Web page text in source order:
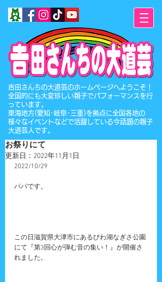
​吉田さんちの大道芸のホームページへようこそ！
全国的にも大変珍しい親子でパフォーマンスを行
っています。
東海地方(愛知･岐阜･三重)を拠点に全国各地の
様々なイベントなどで活躍している今話題の親子
大道芸人です。
お祭りにて
更新日： 2022年11月1日
2022/10/29
パパです。
この日滋賀県大津市にあるびわ湖なぎさ公園
にて『第3回心が弾む音の集い！』が開催さ
れました。